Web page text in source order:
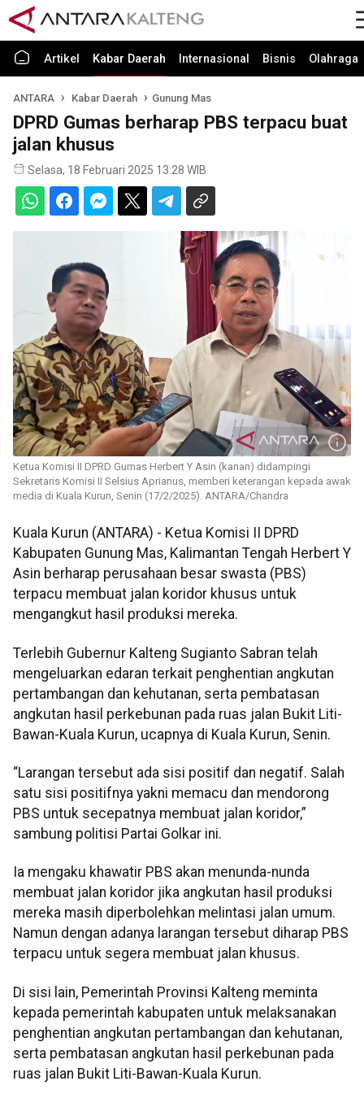
Artikel Kabar Daerah Internasional Bisnis Olahraga
ANTARA Kabar Daerah Gunung Mas
DPRD Gumas berharap PBS terpacu buat
jalan khusus
Selasa, 18 Februari 2025 13:28 WIB
Ketua Komisi II DPRD Gumas Herbert Y Asin (kanan) didampingi
Sekretaris Komisi II Selsius Aprianus, memberi keterangan kepada awak
media di Kuala Kurun, Senin (17/2/2025). ANTARA/Chandra
Kuala Kurun (ANTARA) - Ketua Komisi II DPRD
Kabupaten Gunung Mas, Kalimantan Tengah Herbert Y
Asin berharap perusahaan besar swasta (PBS)
terpacu membuat jalan koridor khusus untuk
mengangkut hasil produksi mereka.
Terlebih Gubernur Kalteng Sugianto Sabran telah
mengeluarkan edaran terkait penghentian angkutan
pertambangan dan kehutanan, serta pembatasan
angkutan hasil perkebunan pada ruas jalan Bukit Liti-
Bawan-Kuala Kurun, ucapnya di Kuala Kurun, Senin.
“Larangan tersebut ada sisi positif dan negatif. Salah
satu sisi positifnya yakni memacu dan mendorong
PBS untuk secepatnya membuat jalan koridor,”
sambung politisi Partai Golkar ini.
Ia mengaku khawatir PBS akan menunda-nunda
membuat jalan koridor jika angkutan hasil produksi
mereka masih diperbolehkan melintasi jalan umum.
Namun dengan adanya larangan tersebut diharap PBS
terpacu untuk segera membuat jalan khusus.
Di sisi lain, Pemerintah Provinsi Kalteng meminta
kepada pemerintah kabupaten untuk melaksanakan
penghentian angkutan pertambangan dan kehutanan,
serta pembatasan angkutan hasil perkebunan pada
ruas jalan Bukit Liti-Bawan-Kuala Kurun.